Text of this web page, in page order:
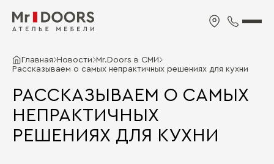
Главная Новости Mr.Doors в СМИ
Рассказываем о самых непрактичных решениях для кухни
РАССКАЗЫВАЕМ О САМЫХ
НЕПРАКТИЧНЫХ
РЕШЕНИЯХ ДЛЯ КУХНИ